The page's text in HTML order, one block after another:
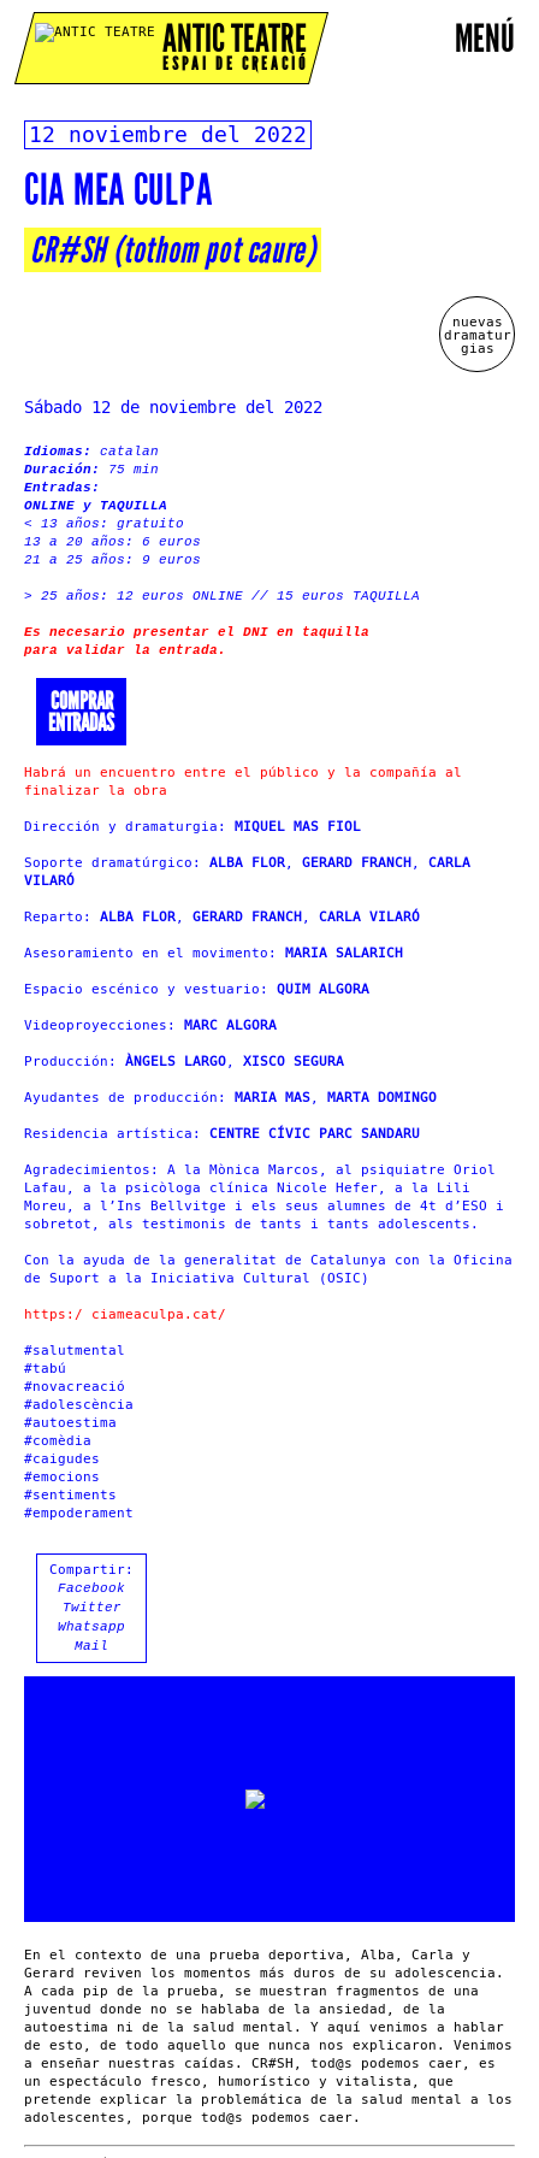
MENÚ
ANTIC TEATRE
ESPAI DE CREACIÓ
12 noviembre del 2022
CIA MEA CULPA
CR#SH (tothom pot caure)
nuevas
dramatur
gias
Sábado 12 de noviembre del 2022
Idiomas: catalan
Duración: 75 min
Entradas:
ONLINE y TAQUILLA
< 13 años: gratuito
13 a 20 años: 6 euros
21 a 25 años: 9 euros
> 25 años: 12 euros ONLINE // 15 euros TAQUILLA
Es necesario presentar el DNI en taquilla
para validar la entrada.
COMPRAR
ENTRADAS
Habrá un encuentro entre el público y la compañía al
finalizar la obra
Dirección y dramaturgia: MIQUEL MAS FIOL
Soporte dramatúrgico: ALBA FLOR, GERARD FRANCH, CARLA
VILARÓ
Reparto : ALBA FLOR, GERARD FRANCH, CARLA VILARÓ
Asesoramiento en el movimento: MARIA SALARICH
Espacio escénico y vestuario : QUIM ALGORA
Videoproyecciones : MARC ALGORA
Producción: ÀNGELS LARGO, XISCO SEGURA
Ayudantes de producción : MARIA MAS, MARTA DOMINGO
Residencia artística : CENTRE CÍVIC PARC SANDARU
Agradecimientos : A la Mònica Marcos, al psiquiatre Oriol
Lafau, a la psicòloga clínica Nicole Hefer, a la Lili
Moreu, a l’Ins Bellvitge i els seus alumnes de 4t d’ESO i
sobretot, als testimonis de tants i tants adolescents.
Con la ayuda de la generalitat de Catalunya con la Oficina
de Suport a la Iniciativa Cultural (OSIC)
https:/ ciameaculpa.cat/
#salutmental
#tabú
#novacreació
#adolescència
#autoestima
#comèdia
#caigudes
#emocions
#sentiments
#empoderament
Compartir:
Facebook
Twitter
Whatsapp
Mail
En el contexto de una prueba deportiva, Alba, Carla y
Gerard reviven los momentos más duros de su adolescencia.
A cada pip de la prueba, se muestran fragmentos de una
juventud donde no se hablaba de la ansiedad, de la
autoestima ni de la salud mental. Y aquí venimos a hablar
de esto, de todo aquello que nunca nos explicaron. Venimos
a enseñar nuestras caídas. CR#SH, tod@s podemos caer, es
un espectáculo fresco, humorístico y vitalista, que
pretende explicar la problemática de la salud mental a los
adolescentes, porque tod@s podemos caer.